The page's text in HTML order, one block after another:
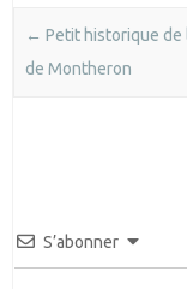
Post navigation
← Petit historique de
de Montheron
S’abonner